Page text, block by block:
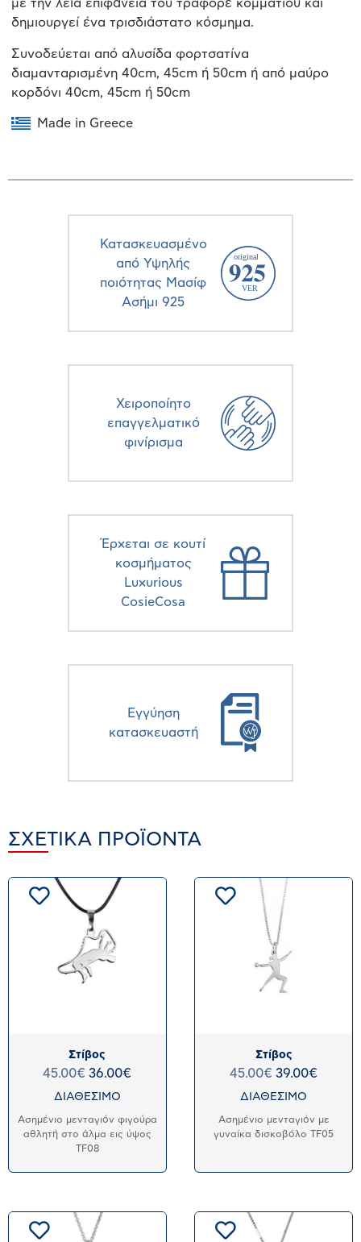
με την λεία επιφάνεια του τραφορέ κομματιού και
δημιουργεί ένα τρισδιάστατο κόσμημα.
Συνοδεύεται από αλυσίδα φορτσατίνα
διαμανταρισμένη 40cm, 45cm ή 50cm ή από μαύρο
κορδόνι 40cm, 45cm ή 50cm
Made in Greece
Κατασκευασμένο
από Υψηλής
ποιότητας Μασίφ
Ασήμι 925
Χειροποίητο
επαγγελματικό
φινίρισμα
Έρχεται σε κουτί
κοσμήματος
Luxurious
CosieCosa
Eγγύηση
κατασκευαστή
ΣΧΕΤΙΚΆ ΠΡΟΪΌΝΤΑ
Στίβος
45.00€ 36.00€
ΔΙΑΘΕΣΙΜΟ
Ασημένιο μενταγιόν φιγούρα
αθλητή στο άλμα εις ύψος
TF08
Στίβος
45.00€ 39.00€
ΔΙΑΘΕΣΙΜΟ
Ασημένιο μενταγιόν με
γυναίκα δισκοβόλο TF05